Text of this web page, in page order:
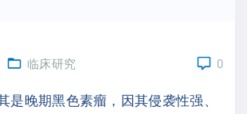
临床研究 0
是晚期黑色素瘤，因其侵袭性强、